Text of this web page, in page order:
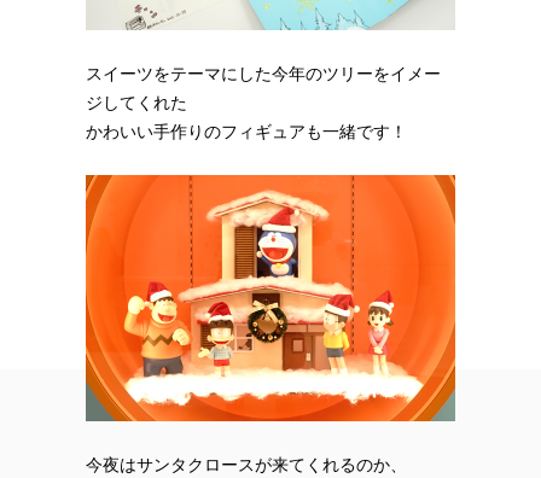
スイーツをテーマにした今年のツリーをイメー
ジしてくれた
かわいい手作りのフィギュアも一緒です！
今夜はサンタクロースが来てくれるのか、